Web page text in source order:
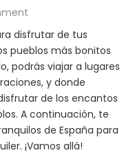
disfrutar de tus
pueblos más bonitos
podrás viajar a lugares
y donde
de los encantos
A continuación, te
de España para
¡Vamos allá!